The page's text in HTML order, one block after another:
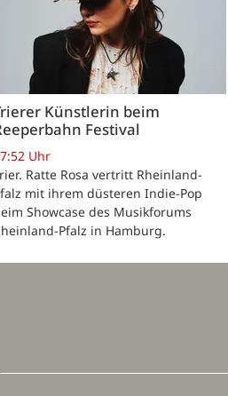
Künstlerin beim
Festival
Uhr
Ratte Rosa vertritt Rheinland-
mit ihrem düsteren Indie-Pop
Showcase des Musikforums
Pfalz in Hamburg.